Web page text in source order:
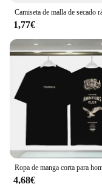
**Enhanced
The Fitness en
entrenamiento
polyester and
flexibility during
material's high
of motion, while
cool and dry,
exercises.
yoga, or
these shirts are
movements
1,77€
4,68€